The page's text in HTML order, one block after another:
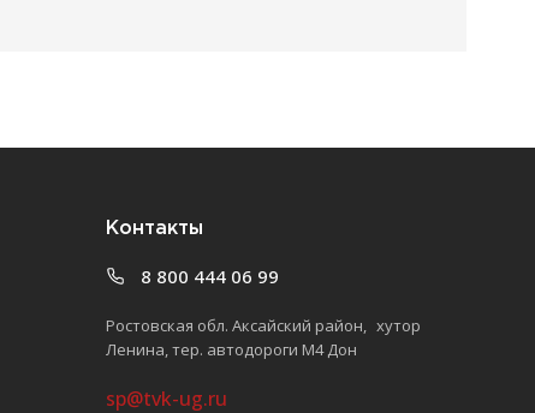
Контакты
8 800 444 06 99
Ростовская обл. Аксайский район, хутор
Ленина, тер. автодороги М4 Дон
sp@tvk-ug.ru